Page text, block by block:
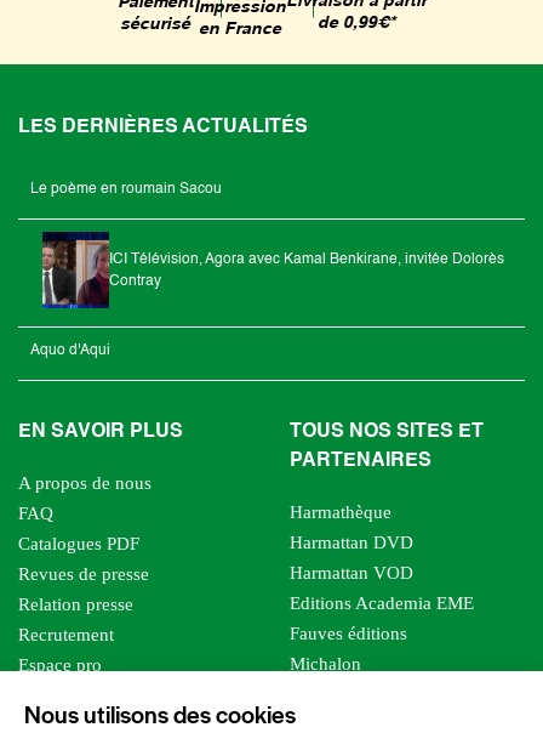
Nous utilisons des cookies
sécurisé
Impression
en France
de 0,99€*
LES DERNIÈRES ACTUALITÉS
Le poème en roumain Sacou
ICI Télévision, Agora avec Kamal Benkirane, invitée Dolorès
Contray
Aquo d'Aqui
EN SAVOIR PLUS
A propos de nous
FAQ
Catalogues PDF
Revues de presse
Relation presse
Recrutement
Espace pro
Foreign rights
TOUS NOS SITES ET
PARTENAIRES
Harmathèque
Harmattan DVD
Harmattan VOD
Editions Academia EME
Fauves éditions
Michalon
Editions Sutton